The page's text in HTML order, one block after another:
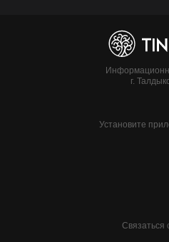
г.
Установите
Связаться